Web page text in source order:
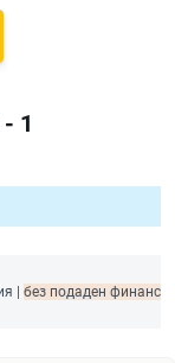
1
| без подаден